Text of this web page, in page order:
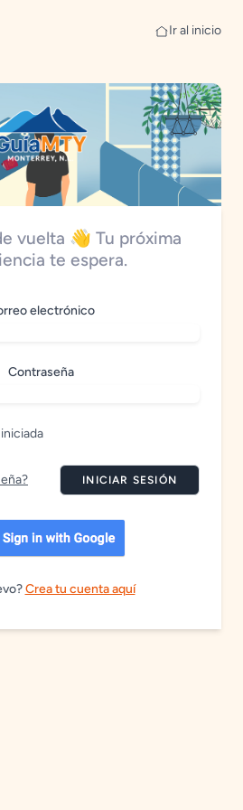
Ir al inicio
vuelta 👋 Tu próxima
te espera.
electrónico
Contraseña
INICIAR SESIÓN
Crea tu cuenta aquí